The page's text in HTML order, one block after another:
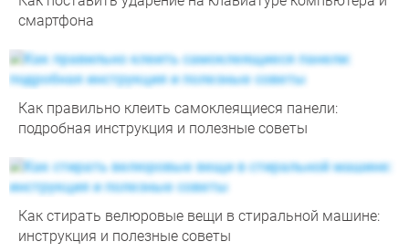
смартфона
Как правильно клеить самоклеящиеся панели:
подробная инструкция и полезные советы
Как стирать велюровые вещи в стиральной машине:
инструкция и полезные советы